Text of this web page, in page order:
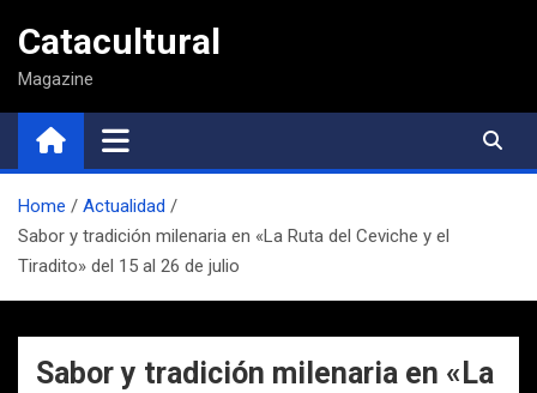
contenido
Catacultural
Magazine
Home
Actualidad
Sabor y tradición milenaria en «La Ruta del Ceviche y el
Tiradito» del 15 al 26 de julio
Sabor y tradición milenaria en «La